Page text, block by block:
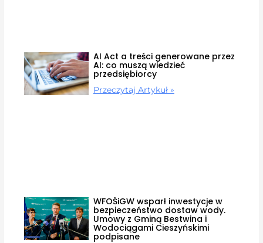
AI Act a treści generowane przez
AI: co muszą wiedzieć
przedsiębiorcy
Przeczytaj Artykuł »
WFOŚiGW wsparł inwestycje w
bezpieczeństwo dostaw wody.
Umowy z Gminą Bestwina i
Wodociągami Cieszyńskimi
podpisane